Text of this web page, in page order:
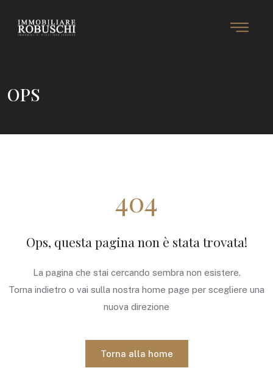
OPS
404
Ops, questa pagina non è stata trovata!
La pagina che stai cercando sembra non esistere.
Torna indietro o vai sulla nostra home page per scegliere una
nuova direzione
Torna alla home